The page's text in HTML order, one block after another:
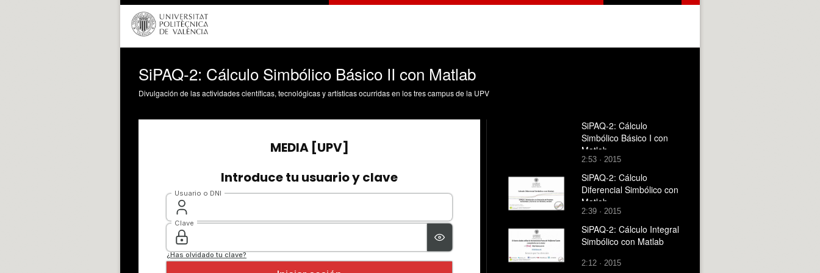
SiPAQ-2: Cálculo Simbólico Básico II con Matlab
Divulgación de las actividades científicas, tecnológicas y artísticas ocurridas en los tres campus de la UPV
SiPAQ-2: Cálculo
Simbólico Básico I con
Matlab
2:53 · 2015
SiPAQ-2: Cálculo
Diferencial Simbólico con
Matlab
2:39 · 2015
SiPAQ-2: Cálculo Integral
Simbólico con Matlab
2:12 · 2015